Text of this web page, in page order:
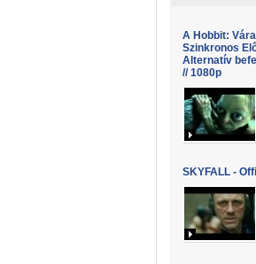
A Hobbit:
Szinkronos
Alternatív
// 1080p
SKYFALL -